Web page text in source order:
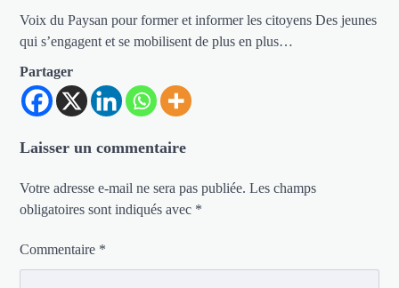
Voix du Paysan pour former et informer les citoyens Des jeunes
qui s’engagent et se mobilisent de plus en plus…
Partager
Laisser un commentaire
Votre adresse e-mail ne sera pas publiée. Les champs
obligatoires sont indiqués avec *
Commentaire *